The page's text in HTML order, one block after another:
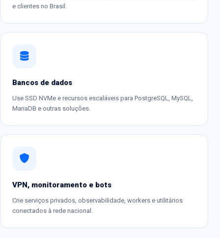
e clientes no Brasil.
Bancos de dados
Use SSD NVMe e recursos escaláveis para PostgreSQL, MySQL,
MariaDB e outras soluções.
VPN, monitoramento e bots
Crie serviços privados, observabilidade, workers e utilitários
conectados à rede nacional.